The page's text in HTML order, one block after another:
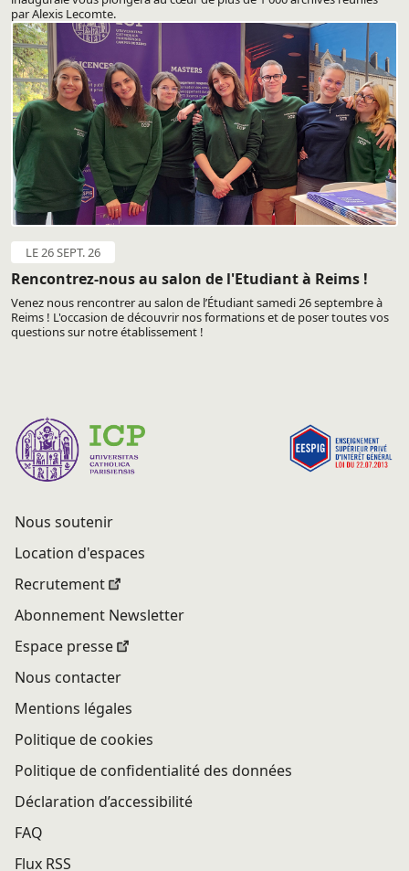
par Alexis Lecomte.
LE 26 SEPT. 26
Rencontrez-nous au salon de l'Etudiant à Reims !
Venez nous rencontrer au salon de l’Étudiant samedi 26 septembre à
Reims ! L'occasion de découvrir nos formations et de poser toutes vos
questions sur notre établissement !
Nous soutenir
Location d'espaces
Recrutement
Abonnement Newsletter
Espace presse
Nous contacter
Mentions légales
Politique de cookies
Politique de confidentialité des données
Déclaration d’accessibilité
FAQ
Flux RSS